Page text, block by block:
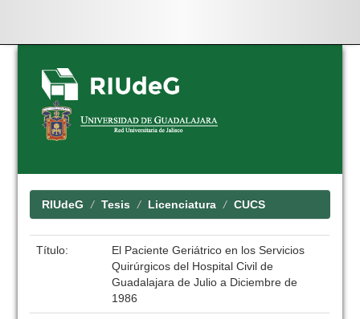
Skip
navigation
RIUdeG Tesis Licenciatura CUCS
Título:
El Paciente Geriátrico en los Servicios
Quirúrgicos del Hospital Civil de
Guadalajara de Julio a Diciembre de
1986